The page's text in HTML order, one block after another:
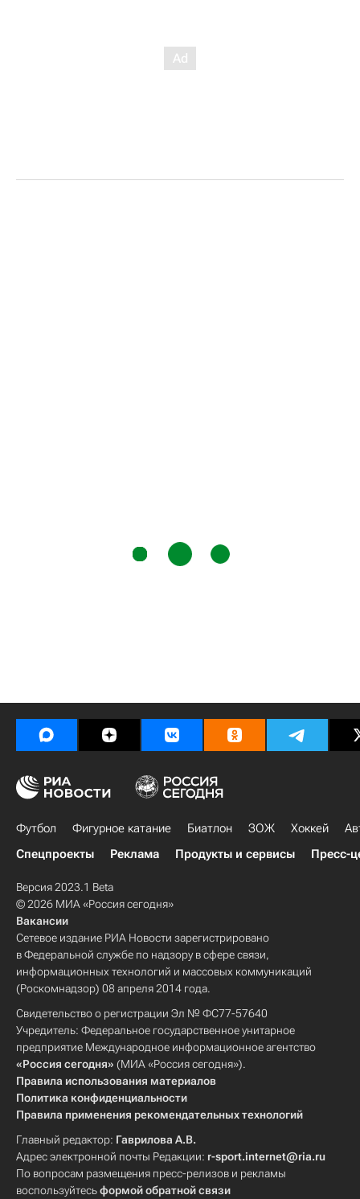
Футбол Фигурное катание Биатлон ЗОЖ Хоккей
Спецпроекты
Реклама Продукты и сервисы Пресс-
Версия 2023.1 Beta
© 2026 МИА «Россия сегодня»
Вакансии
Сетевое издание РИА Новости зарегистрировано
в Федеральной службе по надзору в сфере связи,
информационных технологий и массовых коммуникаций
(Роскомнадзор) 08 апреля 2014 года.
Свидетельство о регистрации Эл № ФС77-57640
Учредитель: Федеральное государственное унитарное
предприятие Международное информационное агентство
«Россия сегодня» (МИА «Россия сегодня»).
Правила использования материалов
Политика конфиденциальности
Правила применения рекомендательных технологий
Главный редактор: Гаврилова А.В.
Адрес электронной почты Редакции: r-sport.internet@ria.ru
По вопросам размещения пресс-релизов и рекламы
воспользуйтесьформой обратной связи